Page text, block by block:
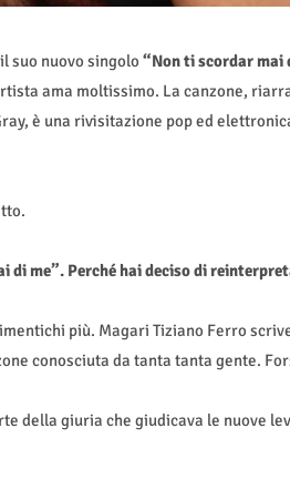
suo nuovo singolo “Non ti scordar mai
ama moltissimo. La canzone,
è una rivisitazione pop ed
me”. Perché hai deciso di
più. Magari Tiziano Ferro
conosciuta da tanta tanta gente.
della giuria che giudicava le nuove